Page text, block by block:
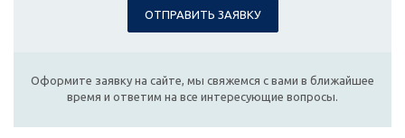
ОТПРАВИТЬ ЗАЯВКУ
Оформите заявку на сайте, мы свяжемся с вами в ближайшее
время и ответим на все интересующие вопросы.